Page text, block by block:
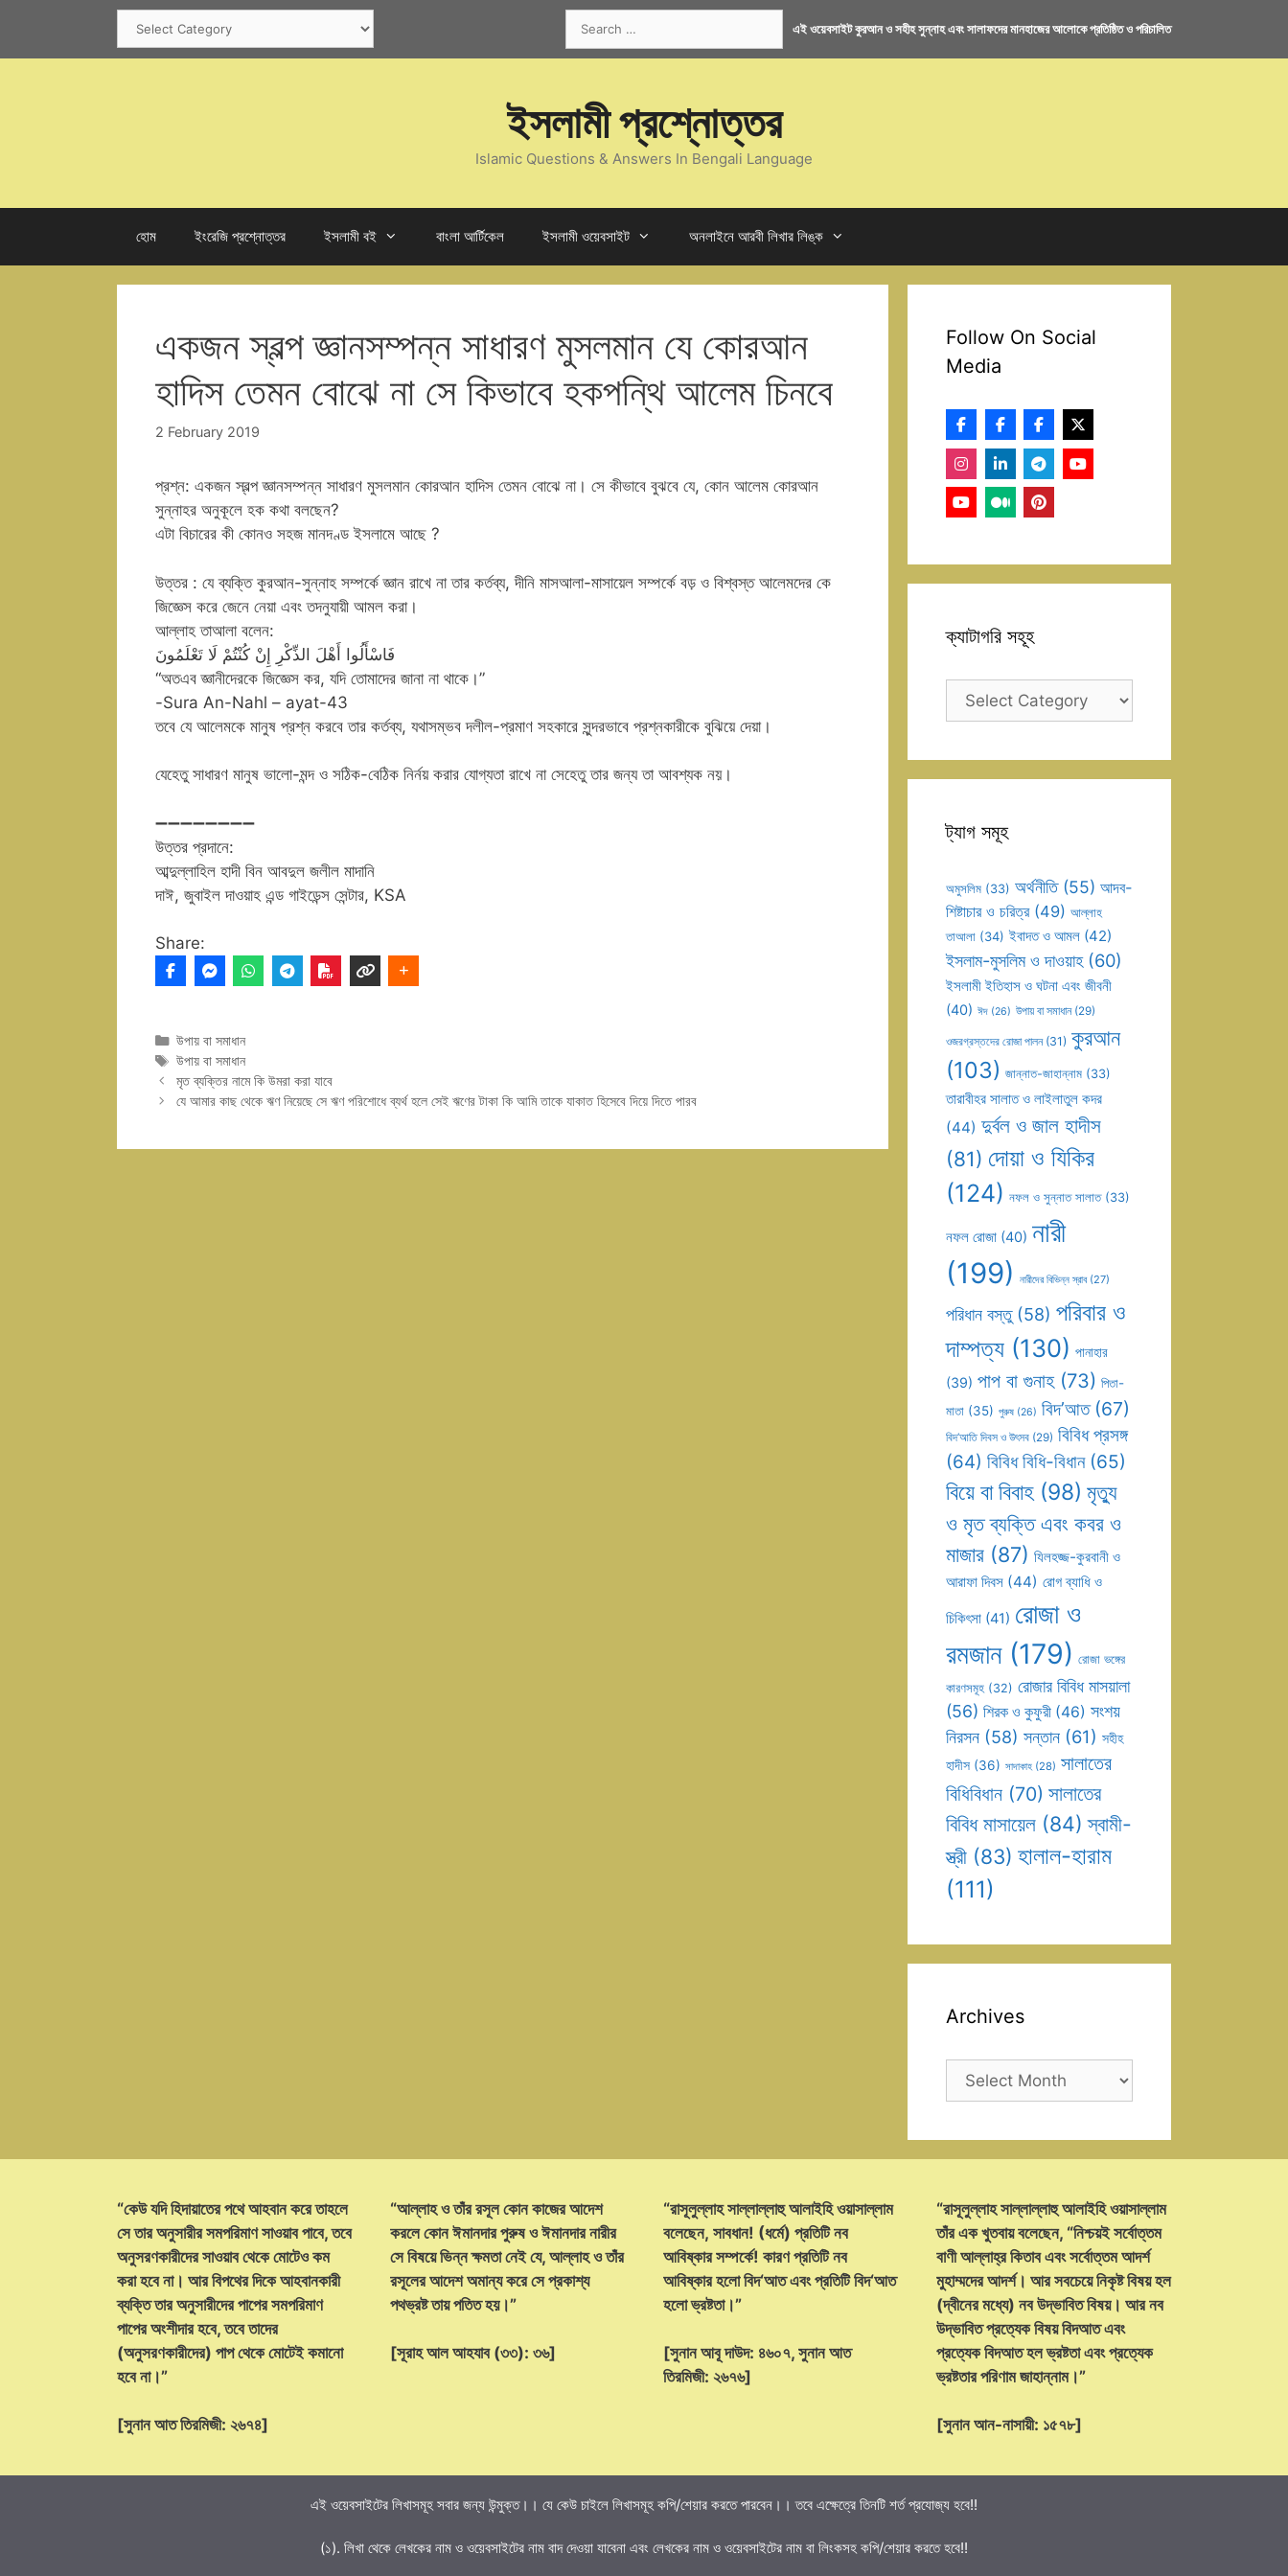
content
for:
এই ওয়েবসাইট কুরআন ও সহীহ সুন্নাহ এবং সালাফদের মানহাজের আলোকে প্রতিষ্ঠিত ও পরিচালিত
ইসলামী প্রশ্নোত্তর
Islamic Questions & Answers In Bengali Language
হোম ইংরেজি প্রশ্নোত্তর ইসলামী বই বাংলা আর্টিকেল ইসলামী ওয়েবসাইট অনলাইনে আরবী লিখার লিঙ্ক
একজন স্বল্প জ্ঞানসম্পন্ন সাধারণ মুসলমান যে কোরআন
হাদিস তেমন বোঝে না সে কিভাবে হকপন্থি আলেম চিনবে
2 February 2019
প্রশ্ন: একজন স্বল্প জ্ঞানসম্পন্ন সাধারণ মুসলমান কোরআন হাদিস তেমন বোঝে না। সে কীভাবে বুঝবে যে, কোন আলেম কোরআন
সুন্নাহর অনুকূলে হক কথা বলছেন?
এটা বিচারের কী কোনও সহজ মানদণ্ড ইসলামে আছে ?
উত্তর : যে ব্যক্তি কুরআন-সুন্নাহ সম্পর্কে জ্ঞান রাখে না তার কর্তব্য, দীনি মাসআলা-মাসায়েল সম্পর্কে বড় ও বিশ্বস্ত আলেমদের কে
জিজ্ঞেস করে জেনে নেয়া এবং তদনুযায়ী আমল করা।
আল্লাহ তাআলা বলেন:
فَاسْأَلُوا أَهْلَ الذِّكْرِ إِنْ كُنْتُمْ لَا تَعْلَمُونَ
“অতএব জ্ঞানীদেরকে জিজ্ঞেস কর, যদি তোমাদের জানা না থাকে।”
-Sura An-Nahl – ayat-43
তবে যে আলেমকে মানুষ প্রশ্ন করবে তার কর্তব্য, যথাসম্ভব দলীল-প্রমাণ সহকারে সুন্দরভাবে প্রশ্নকারীকে বুঝিয়ে দেয়া।
যেহেতু সাধারণ মানুষ ভালো-মন্দ ও সঠিক-বেঠিক নির্নয় করার যোগ্যতা রাখে না সেহেতু তার জন্য তা আবশ্যক নয়।
➖➖➖➖➖➖➖➖
উত্তর প্রদানে:
আব্দুল্লাহিল হাদী বিন আবদুল জলীল মাদানি
দাঈ, জুবাইল দাওয়াহ এন্ড গাইডেন্স সেন্টার, KSA
Share:
Categories
উপায় বা সমাধান
Tags
উপায় বা সমাধান
মৃত ব্যক্তির নামে কি উমরা করা যাবে
যে আমার কাছ থেকে ঋণ নিয়েছে সে ঋণ পরিশোধে ব্যর্থ হলে সেই ঋণের টাকা কি আমি তাকে যাকাত হিসেবে দিয়ে দিতে পারব
Follow On Social
Media
ক্যাটাগরি সহূহ
ক্যাটাগরি
ট্যাগ সমূহ
অমুসলিম (33) অর্থনীতি(55) আদব-
শিষ্টাচার ও চরিত্র(49) আল্লাহ
তাআলা (34) ইবাদত ও আমল (42)
ইসলাম-মুসলিম ও দাওয়াহ(60)
ইসলামী ইতিহাস ও ঘটনা এবং জীবনী
(40) ঈদ (26) উপায় বা সমাধান(29)
ওজরগ্রস্তদের রোজা পালন(31) কুরআন
(103) জান্নাত-জাহান্নাম (33)
তারাবীহর সালাত ও লাইলাতুল কদর
(44) দুর্বল ও জাল হাদীস
(81) দোয়া ও যিকির
(124) নফল ও সুন্নাত সালাত(33)
নফল রোজা (40) নারী
(199) নারীদের বিভিন্ন স্রাব(27)
পরিধান বস্তু(58) পরিবার ও
দাম্পত্য (130) পানাহার
(39) পাপ বা গুনাহ(73) পিতা-
মাতা (35) পুরুষ (26) বিদ’আত(67)
বিদ’আতি দিবস ও উৎসব (29) বিবিধ প্রসঙ্গ
(64) বিবিধ বিধি-বিধান(65)
বিয়ে বা বিবাহ (98) মৃত্যু
ও মৃত ব্যক্তি এবং কবর ও
মাজার (87) যিলহজ্জ-কুরবানী ও
আরাফা দিবস (44) রোগ ব্যাধি ও
চিকিৎসা (41) রোজা ও
রমজান(179) রোজা ভঙ্গের
কারণসমূহ (32) রোজার বিবিধ মাসয়ালা
(56) শিরক ও কুফুরী (46) সংশয়
নিরসন (58) সন্তান (61) সহীহ
হাদীস (36) সাদাকাহ (28) সালাতের
বিধিবিধান (70) সালাতের
বিবিধ মাসায়েল (84) স্বামী-
স্ত্রী (83) হালাল-হারাম
(111)
Archives
Archives
“কেউ যদি হিদায়াতের পথে আহবান করে তাহলে
সে তার অনুসারীর সমপরিমাণ সাওয়াব পাবে, তবে
অনুসরণকারীদের সাওয়াব থেকে মোটেও কম
করা হবে না। আর বিপথের দিকে আহবানকারী
ব্যক্তি তার অনুসারীদের পাপের সমপরিমাণ
পাপের অংশীদার হবে, তবে তাদের
(অনুসরণকারীদের) পাপ থেকে মোটেই কমানো
হবে না।”
[সুনান আত তিরমিজী: ২৬৭৪]
“আল্লাহ ও তাঁর রসূল কোন কাজের আদেশ
করলে কোন ঈমানদার পুরুষ ও ঈমানদার নারীর
সে বিষয়ে ভিন্ন ক্ষমতা নেই যে, আল্লাহ ও তাঁর
রসূলের আদেশ অমান্য করে সে প্রকাশ্য
পথভ্রষ্ট তায় পতিত হয়।”
[সূরাহ আল আহযাব (৩৩): ৩৬]
“রাসূলুল্লাহ সাল্লাল্লাহু আলাইহি ওয়াসাল্লাম
বলেছেন, সাবধান! (ধর্মে) প্রতিটি নব
আবিষ্কার সম্পর্কে! কারণ প্রতিটি নব
আবিষ্কার হলো বিদ‘আত এবং প্রতিটি বিদ‘আত
হলো ভ্রষ্টতা।”
[সুনান আবূ দাউদ: ৪৬০৭, সুনান আত
তিরমিজী: ২৬৭৬]
“রাসূলুল্লাহ সাল্লাল্লাহু আলাইহি ওয়াসাল্লাম
তাঁর এক খুতবায় বলেছেন, “নিশ্চয়ই সর্বোত্তম
বাণী আল্লাহ্‌র কিতাব এবং সর্বোত্তম আদর্শ
মুহাম্মদের আদর্শ। আর সবচেয়ে নিকৃষ্ট বিষয় হল
(দ্বীনের মধ্যে) নব উদ্ভাবিত বিষয়। আর নব
উদ্ভাবিত প্রত্যেক বিষয় বিদআত এবং
প্রত্যেক বিদআত হল ভ্রষ্টতা এবং প্রত্যেক
ভ্রষ্টতার পরিণাম জাহান্নাম।”
[সুনান আন-নাসায়ী: ১৫৭৮]
এই ওয়েবসাইটের লিখাসমূহ সবার জন্য উন্মুক্ত।। যে কেউ চাইলে লিখাসমূহ কপি/শেয়ার করতে পারবেন।। তবে এক্ষেত্রে তিনটি শর্ত প্রযোজ্য হবে!!
(১). লিখা থেকে লেখকের নাম ও ওয়েবসাইটের নাম বাদ দেওয়া যাবেনা এবং লেখকের নাম ও ওয়েবসাইটের নাম বা লিংকসহ কপি/শেয়ার করতে হবে!!